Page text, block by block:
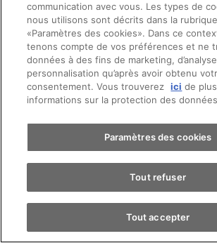
Rechargez moins cher
AMAG: seulement 28
centimes le kWh
Recharge facile au tarif
Prendre
Essai sur route
Trouver une
communication avec vous. Les types de
nous utilisons sont décrits dans la rubrique
«Paramètres des cookies». Dans ce
tenons compte de vos préférences et ne
données à des fins de marketing,
personnalisation qu’après avoir obtenu
consentement. Vous trouverez ici de
informations sur la protection des
Paramètres des cookies
Tout refuser
Tout accepter